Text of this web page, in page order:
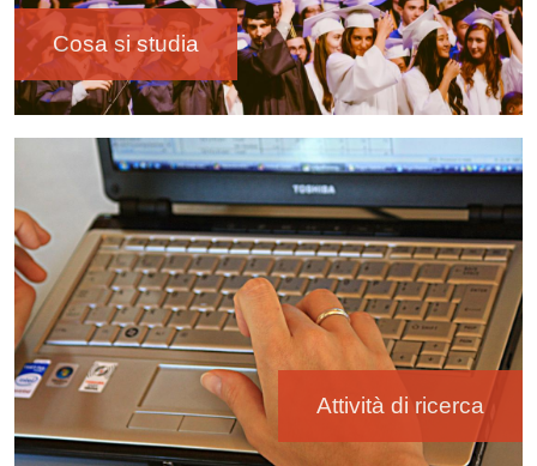
Cosa si studia
Immagine
Attività di ricerca